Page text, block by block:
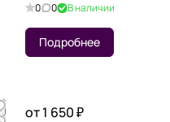
0 0 В наличии
Подробнее
от 1 650 ₽